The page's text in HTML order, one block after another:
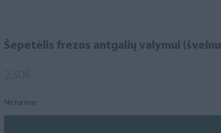
Šepetėlis frezos antgalių valymui
Neturime